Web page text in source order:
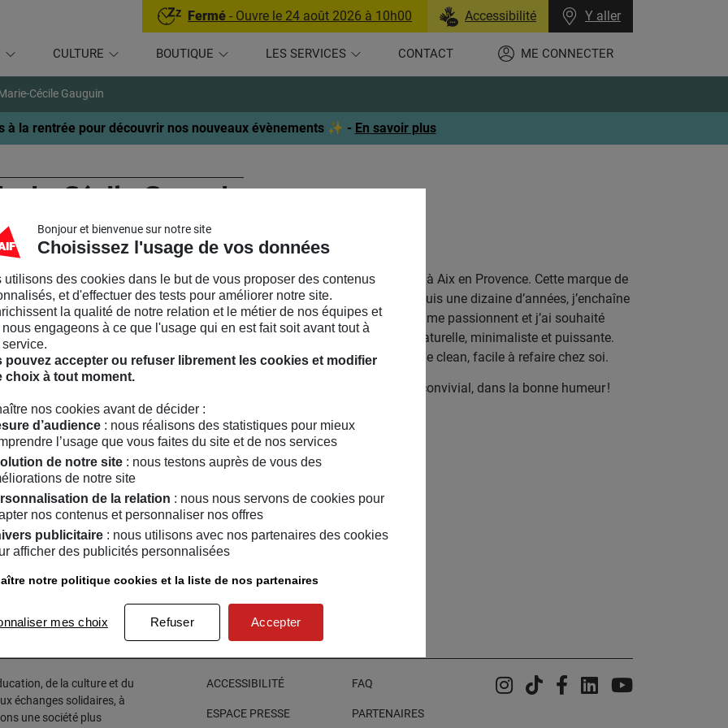
Fermé - Ouvre le 24 août 2026 à 10h00 Accessibilité Y aller
CULTURE BOUTIQUE LES SERVICES CONTACT ME CONNECTER
Cécile Gauguin
à la rentrée pour découvrir nos nouveaux évènements ✨ - En savoir plus
Cécile Gauguin
Cosmétiques a été fondé parMarie-Cécile Gauguin, naturopathe à Aix en Provence. Cette marque de
bio, faits main a vu le jour après des années à en avoir rêvé ! Depuis une dizaine d’années, j’enchaîne
sur les plantes, l’aromathérapie, et bien d’autres disciplines qui me passionnent et j’ai souhaité
toutes ces connaissancespour créer ce concept de cosmétique 100% naturelle, minimaliste et puissante.
mes passions et j’aime les partager lors d’ateliers dédiés à la cosmétique clean, facile à refaire chez soi.
ce que je vous propose lors de ces instants partagés autour d’un atelier convivial, dans la bonne humeur !
Marie-Cécile Gauguin sur : Instagram
ton déodorant
/ 04/2021 au10/04/2021
ADULTES EN LIGNE
de la culture et du
échanges solidaires, à
une société plus
ACCESSIBILITÉ
ESPACE PRESSE
FAQ
PARTENAIRES
Instagram
TiktokFacebook
LinkedinYouTube
Bonjour et bienvenue sur notre site
Choisissez l'usage de vos données
utilisons des cookies dans le but de vous proposer des contenus
et d'effectuer des tests pour améliorer notre site.
la qualité de notre relation et le métier de nos équipes et
nous engageons à ce que l'usage qui en est fait soit avant tout à
pouvez accepter ou refuser librement les cookies et modifier
choix à tout moment.
nos cookies avant de décider :
d’audience : nous réalisons des statistiques pour mieux
l’usage que vous faites du site et de nos services
de notre site : nous testons auprès de vous des
de notre site
de la relation : nous nous servons de cookies pour
nos contenus et personnaliser nos offres
publicitaire : nous utilisons avec nos partenaires des cookies
afficher des publicités personnalisées
notre politique cookies et la liste de nos partenaires
mes choix Refuser Accepter